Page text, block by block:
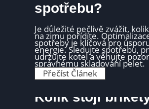
v
l
s
t
n
o
s
t
í
a
ú
i
n
k
e
y
r
e
k
o
r
d
2
?
ř
e
spotřebu?
Je důležité pečlivě zvážit,
na zimu pořídíte.
spotřeby je klíčová pro
energie. Sledujte spotřebu,
udržujte kotel a věnujte
správnému skladování pelet.
Přečíst ČlánekK
o
k
Kolik stojí